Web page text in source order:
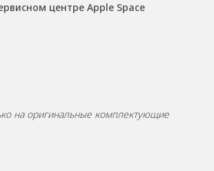
центре Apple Space
на оригинальные комплектующие